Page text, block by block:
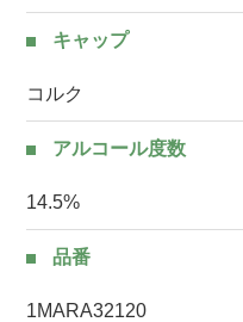
キャップ
コルク
アルコール度数
14.5%
品番
1MARA32120